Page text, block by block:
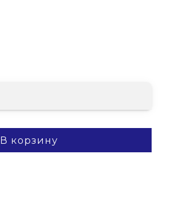
В корзину